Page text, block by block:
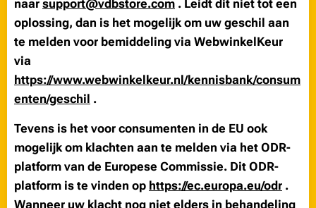
naar support@vdbstore.com . Leidt dit niet tot een
oplossing, dan is het mogelijk om uw geschil aan
te melden voor bemiddeling via WebwinkelKeur
via
https://www.webwinkelkeur.nl/kennisbank/consum
enten/geschil .
Tevens is het voor consumenten in de EU ook
mogelijk om klachten aan te melden via het ODR-
platform van de Europese Commissie. Dit ODR-
platform is te vinden op https://ec.europa.eu/odr .
Wanneer uw klacht nog niet elders in behandeling